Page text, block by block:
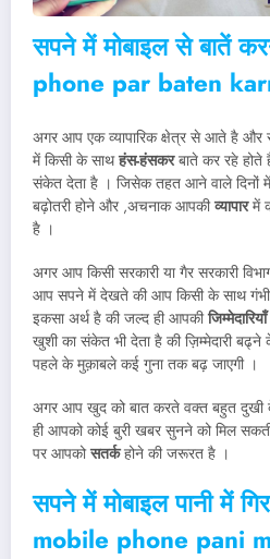
सपने में मोबाइल से बातें
phone par baten
अगर आप एक व्यापारिक क्षेत्र से आते है
में किसी के साथहंस-हंसकरबाते कर रहे
संकेत देता है । जिसेक तहत आने वाले दिनों
बढ़ोतरी होने और ,अचनाक आपकीव्यापारमें
है ।
अगर आप किसी सरकारी या गैर सरकारी
आप सपने में देखते की आप किसी के साथ
इकसा अर्थ है की जल्द ही आपकीजिम्मेदारियाँ
खुशी का संकेत भी देता है की ज़िम्मेदारी
पहले के मुक़ाबले कई गुना तक बढ़ जाएगी ।
अगर आप खुद को बात करते वक्त बहुत दुखी
ही आपको कोई बुरी खबर सुनने को मिल
पर आपकोसतर्कहोने की जरूरत है ।
सपने में मोबाइल पानी में
mobile phone pani